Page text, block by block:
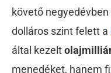
követő
dolláros szint felett a
által kezelt
menedéket, hanem